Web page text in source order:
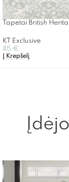
Tapetai British
KT Exclusive
85 €
Į Krepšelį